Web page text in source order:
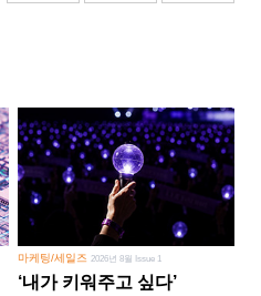
마케팅/세일즈 2026년 8월 Issue 1
‘내가 키워주고 싶다’